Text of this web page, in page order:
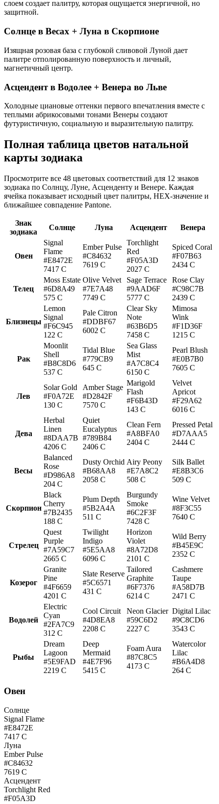
слоем создает палитру, которая ощущается энергичной, но
защитной.
Солнце в Весах + Луна в Скорпионе
Изящная розовая база с глубокой сливовой Луной дает
палитре отполированную поверхность и личный,
магнетичный центр.
Асцендент в Водолее + Венера во Льве
Холодные циановые оттенки первого впечатления вместе с
теплыми абрикосовыми тонами Венеры создают
футуристичную, социальную и выразительную палитру.
Полная таблица цветов натальной
карты зодиака
Просмотрите все 48 цветовых соответствий для 12 знаков
зодиака по Солнцу, Луне, Асценденту и Венере. Каждая
ячейка показывает исходный цвет палитры, HEX-значение и
ближайшее совпадение Pantone.
Знак
зодиака
Солнце Луна Асцендент Венера
Овен
Signal
Flame
#E8472E
7417 C
Ember Pulse
#C84632
7619 C
Torchlight
Red
#F05A3D
2027 C
Spiced Coral
#F07B63
2434 C
Телец
Moss Estate
#6D8A49
575 C
Olive Velvet
#7E7A48
7749 C
Sage Terrace
#9AAD6F
5777 C
Rose Clay
#C98C7B
2439 C
Близнецы
Lemon
Signal
#F6C945
122 C
Pale Citron
#DDBF67
6002 C
Clear Sky
Note
#63B6D5
7458 C
Mimosa
Wink
#F1D36F
1215 C
Рак
Moonlit
Shell
#B8C8D6
537 C
Tidal Blue
#779CB9
645 C
Sea Glass
Mist
#A7C8C4
6150 C
Pearl Blush
#E0B7B0
7605 C
Лев
Solar Gold
#F0A72E
130 C
Amber Stage
#D2842F
7570 C
Marigold
Flash
#F6B43D
143 C
Velvet
Apricot
#F29A62
6016 C
Дева
Herbal
Linen
#8DAA7B
4206 C
Quiet
Eucalyptus
#789B84
2406 C
Clean Fern
#A8BFA0
2404 C
Pressed Petal
#D7AAA5
2444 C
Весы
Balanced
Rose
#D986A8
204 C
Dusty Orchid
#B68AA8
2058 C
Airy Peony
#E7A8C2
508 C
Silk Ballet
#E8B3C6
509 C
Скорпион
Black
Cherry
#7B2435
188 C
Plum Depth
#5B2A4A
511 C
Burgundy
Smoke
#6C2F3F
7428 C
Wine Velvet
#8F3C55
7640 C
Стрелец
Quest
Purple
#7A59C7
2665 C
Twilight
Indigo
#5E5AA8
6096 C
Horizon
Violet
#8A72D8
2101 C
Wild Berry
#B45E9C
2352 C
Козерог
Granite
Pine
#4F6659
4201 C
Slate Reserve
#5C6571
431 C
Tailored
Graphite
#6F7376
6214 C
Cashmere
Taupe
#A58D7B
2471 C
Водолей
Electric
Cyan
#2FA7C9
312 C
Cool Circuit
#4D8EA8
2208 C
Neon Glacier
#59C6D2
2227 C
Digital Lilac
#9C8CD6
3543 C
Рыбы
Dream
Lagoon
#5E9FAD
2219 C
Deep
Mermaid
#4E7F96
5415 C
Foam Aura
#87C8C5
4173 C
Watercolor
Lilac
#B6A4D8
264 C
Овен
Солнце
Signal Flame
#E8472E
7417 C
Луна
Ember Pulse
#C84632
7619 C
Асцендент
Torchlight Red
#F05A3D